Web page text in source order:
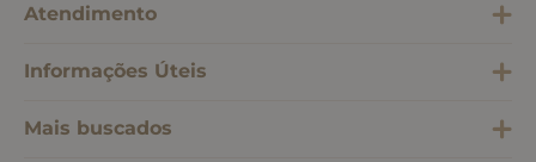
Atendimento
Informações Úteis
Mais buscados